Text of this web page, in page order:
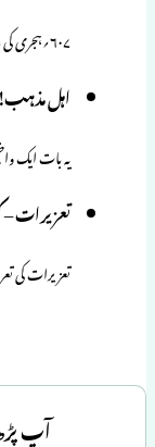
۶۰۷؍ہجری کی بات ہے۔عالم اسلام پرآشوب دور سے گزر رہا تھا۔ صلیبیوں کی شکل میں سخت افتاد آپڑی تھی۔ وہ…
اہل
یہ بات ایک
تعزیرات
تعزیرات کی تعریف معاصی تین
آپ